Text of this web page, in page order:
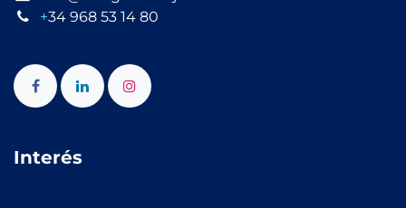
+34 968 53 14 80
Interés